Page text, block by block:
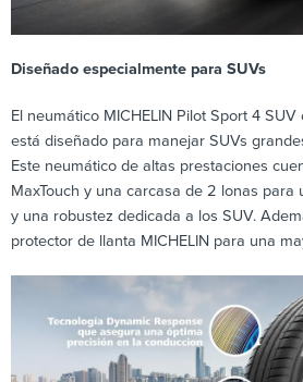
Diseñado especialmente para SUVs
El neumático MICHELIN Pilot Sport 4
está diseñado para manejar SUVs
Este neumático de altas prestaciones
MaxTouch y una carcasa de 2 lonas para
y una robustez dedicada a los SUV.
protector de llanta MICHELIN para una